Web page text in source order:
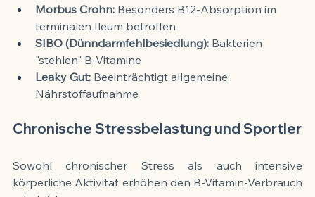
Morbus Crohn: Besonders B12-Absorption im
terminalen Ileum betroffen
SIBO (Dünndarmfehlbesiedlung): Bakterien
"stehlen" B-Vitamine
Leaky Gut: Beeinträchtigt allgemeine
Nährstoffaufnahme
Chronische Stressbelastung und Sportler
Sowohl chronischer Stress als auch intensive
körperliche Aktivität erhöhen den B-Vitamin-Verbrauch